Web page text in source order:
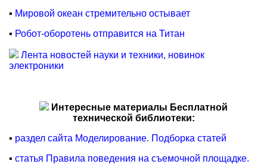
▪ Мировой океан стремительно остывает
▪ Робот-оборотень отправится на Титан
Лента новостей науки и техники, новинок
электроники
Интересные материалы Бесплатной
технической библиотеки:
▪ раздел сайта Моделирование. Подборка статей
▪ статья Правила поведения на съемочной площадке.